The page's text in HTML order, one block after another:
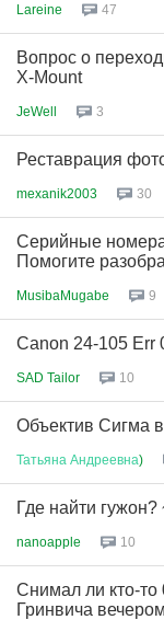
Lareine 47
Вопрос о
X-Mount
JeWell 3
Реставрация
mexanik2003 30
Серийные номера
Помогите
MusibaMugabe 9
Canon 24-105 Err
SAD Tailor 10
Объектив Сигма
Татьяна Андреевна)
Где найти
nanoapple 10
Снимал ли кто-то
Гринвича